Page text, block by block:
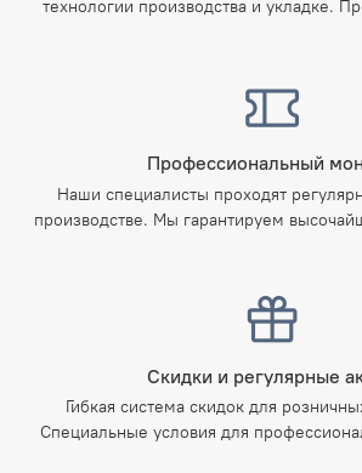
технологии производства и укладке.
Профессиональный
Наши специалисты проходят
производстве. Мы гарантируем
Скидки и регулярные
Гибкая система скидок для
Специальные условия для